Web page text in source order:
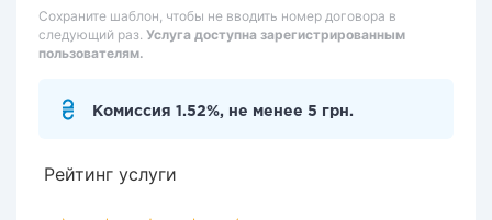
Сохраните шаблон, чтобы не вводить номер договора в
следующий раз. Услуга доступна зарегистрированным
пользователям.
Комиссия 1.52%, не менее 5 грн.
Рейтинг услуги